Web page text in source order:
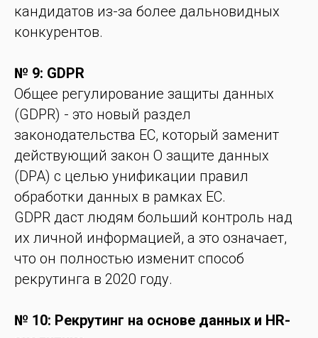
кандидатов из-за более дальновидных
конкурентов.
№ 9: GDPR
Общее регулирование защиты данных
(GDPR) - это новый раздел
законодательства ЕС, который заменит
действующий закон О защите данных
(DPA) с целью унификации правил
обработки данных в рамках ЕС.
GDPR даст людям больший контроль над
их личной информацией, а это означает,
что он полностью изменит способ
рекрутинга в 2020 году.
№ 10: Рекрутинг на основе данных и HR-